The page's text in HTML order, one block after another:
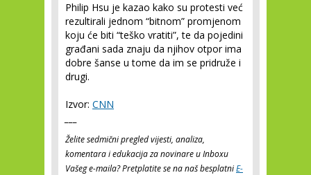
Philip Hsu je kazao kako su protesti već
rezultirali jednom “bitnom” promjenom
koju će biti “teško vratiti”, te da pojedini
građani sada znaju da njihov otpor ima
dobre šanse u tome da im se pridruže i
drugi.
Izvor: CNN
Želite sedmični pregled vijesti, analiza,
komentara i edukacija za novinare u Inboxu
Vašeg e-maila? Pretplatite se na naš besplatniE-